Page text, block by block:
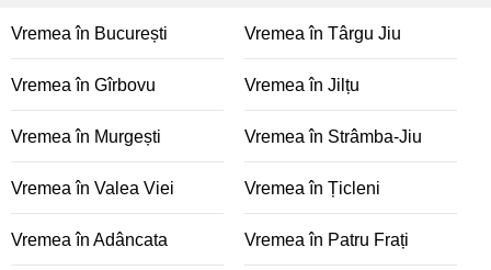
Vremea în București Vremea în Târgu Jiu
Vremea în Gîrbovu Vremea în Jilțu
Vremea în Murgești Vremea în Strâmba-Jiu
Vremea în Valea Viei Vremea în Țicleni
Vremea în Adâncata Vremea în Patru Frați